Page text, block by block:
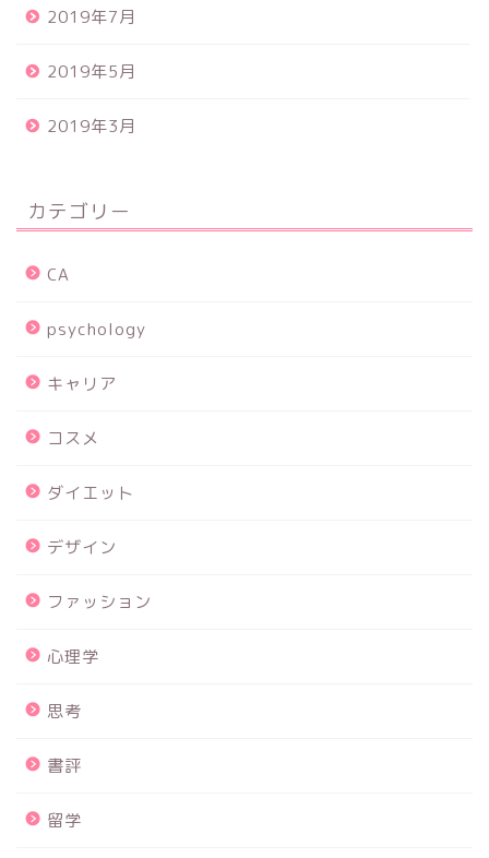
2019年7月
2019年5月
2019年3月
カテゴリー
CA
psychology
キャリア
コスメ
ダイエット
デザイン
ファッション
心理学
思考
書評
留学